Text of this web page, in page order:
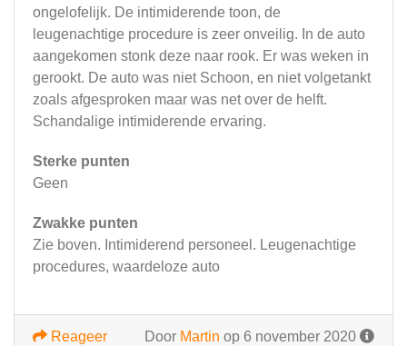
ongelofelijk. De intimiderende toon, de
leugenachtige procedure is zeer onveilig. In de auto
aangekomen stonk deze naar rook. Er was weken in
gerookt. De auto was niet Schoon, en niet volgetankt
zoals afgesproken maar was net over de helft.
Schandalige intimiderende ervaring.
Sterke punten
Geen
Zwakke punten
Zie boven. Intimiderend personeel. Leugenachtige
procedures, waardeloze auto
Door Martin op 6 november 2020
Reageer